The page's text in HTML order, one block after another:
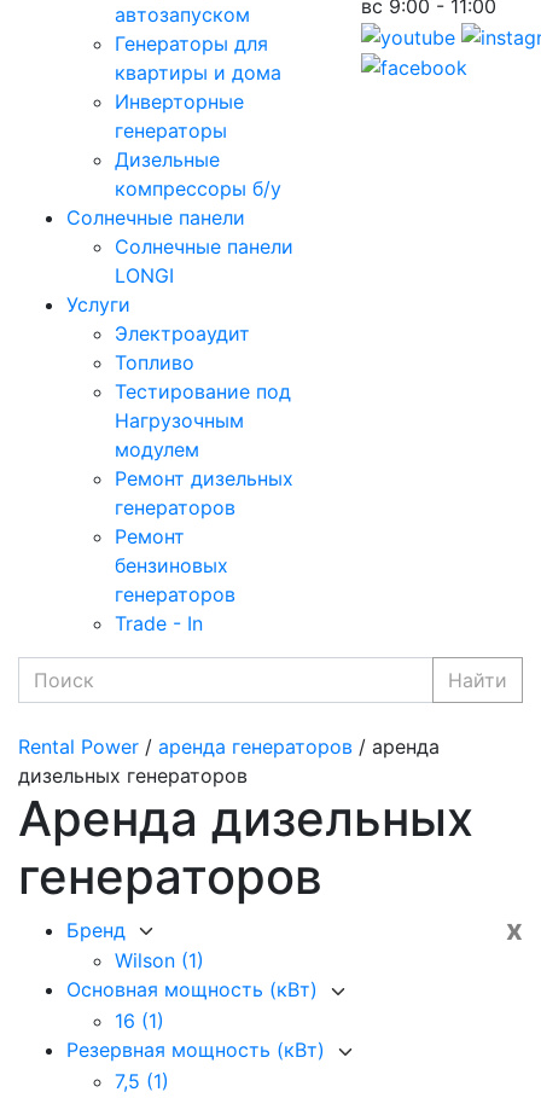
автозапуском
Генераторы для
квартиры и дома
Инверторные
генераторы
Дизельные
компрессоры б/у
Солнечные панели
Солнечные панели
LONGI
Услуги
Электроаудит
Топливо
Тестирование под
Нагрузочным
модулем
Ремонт дизельных
генераторов
Ремонт
бензиновых
генераторов
Trade - In
вс 9:00 - 11:00
Найти
Rental Power / аренда генераторов / аренда
дизельных генераторов
Аренда дизельных
генераторов
x
Бренд
Wilson (1)
Основная мощность (кВт)
16 (1)
Резервная мощность (кВт)
7,5 (1)